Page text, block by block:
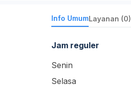
Info UmumLayanan (0)
Jam reguler
Senin
Selasa